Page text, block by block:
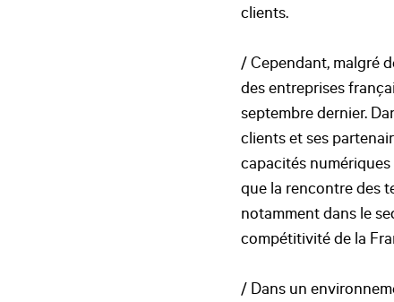
clients.
/ Cependant, malgré
des entreprises
septembre dernier.
clients et ses
capacités
que la rencontre des
notamment dans le
compétitivité de la
/ Dans un